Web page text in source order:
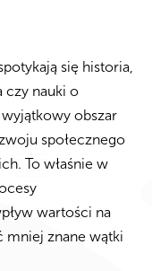
się historia,
czy nauki o
obszar
społecznego
To właśnie w
wartości na
mniej znane wątki